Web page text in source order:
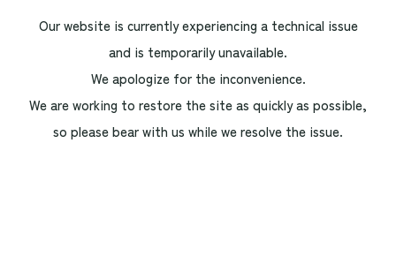
Our website is currently experiencing a technical issue
and is temporarily unavailable.
We apologize for the inconvenience.
We are working to restore the site as quickly as possible,
so please bear with us while we resolve the issue.